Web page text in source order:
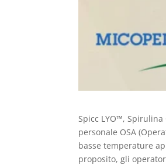
Spicc LYO™,
personale OSA
basse temperature
proposito, gli